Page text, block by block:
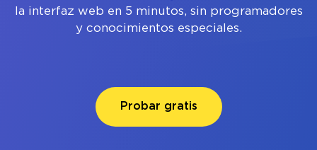
la interfaz web en 5 minutos, sin programadores
y conocimientos especiales.
Probar gratis